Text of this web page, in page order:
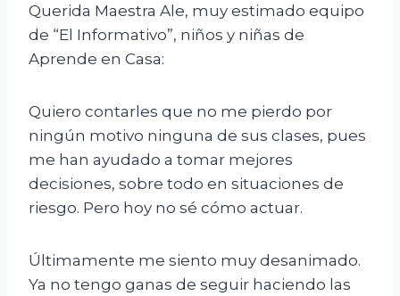
Querida Maestra Ale, muy estimado equipo
de “El Informativo”, niños y niñas de
Aprende en Casa:
Quiero contarles que no me pierdo por
ningún motivo ninguna de sus clases, pues
me han ayudado a tomar mejores
decisiones, sobre todo en situaciones de
riesgo. Pero hoy no sé cómo actuar.
Últimamente me siento muy desanimado.
Ya no tengo ganas de seguir haciendo las